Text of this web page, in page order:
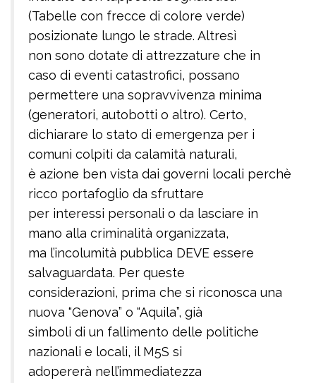
(Tabelle con frecce di colore verde)
posizionate lungo le strade. Altresì
non sono dotate di attrezzature che in
caso di eventi catastrofici, possano
permettere una sopravvivenza minima
(generatori, autobotti o altro). Certo,
dichiarare lo stato di emergenza per i
comuni colpiti da calamità naturali,
è azione ben vista dai governi locali perchè
ricco portafoglio da sfruttare
per interessi personali o da lasciare in
mano alla criminalità organizzata,
ma l’incolumità pubblica DEVE essere
salvaguardata. Per queste
considerazioni, prima che si riconosca una
nuova “Genova” o “Aquila”, già
simboli di un fallimento delle politiche
nazionali e locali, il M5S si
adopererà nell’immediatezza